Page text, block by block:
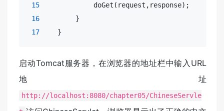
15
            doGet(request,response);
16
        }
17
    }
启动Tomcat服务器，在浏览器的地址栏中输入URL
地址
http://localhost:8080/chapter05/ChineseServle